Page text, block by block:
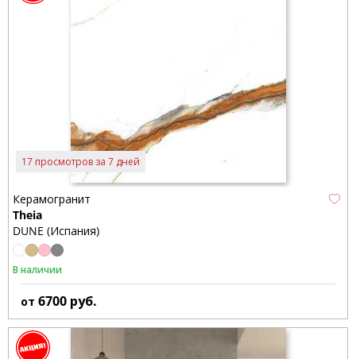
17 просмотров за 7 дней
Керамогранит
Theia
DUNE (Испания)
В наличии
от 6700 руб.